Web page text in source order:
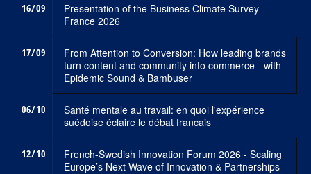
16/09
Presentation of the Business Climate Survey
France 2026
17/09
From Attention to Conversion: How leading brands
turn content and community into commerce - with
Epidemic Sound & Bambuser
06/10
Santé mentale au travail: en quoi l'expérience
suédoise éclaire le débat francais
12/10
French-Swedish Innovation Forum 2026 - Scaling
Europe’s Next Wave of Innovation & Partnerships